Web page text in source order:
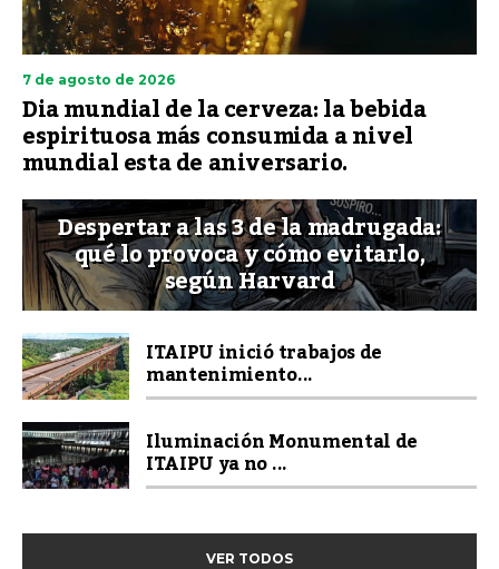
7 de agosto de 2026
Dia mundial de la cerveza: la bebida
espirituosa más consumida a nivel
mundial esta de aniversario.
Despertar a las 3 de la madrugada:
qué lo provoca y cómo evitarlo,
según Harvard
ITAIPU inició trabajos de
mantenimiento...
Iluminación Monumental de
ITAIPU ya no ...
VER TODOS